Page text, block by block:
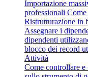
Importazione
professionali
Ristrutturazione in
Assegnare i
dipendenti
blocco dei record
Attività
Come controllare e